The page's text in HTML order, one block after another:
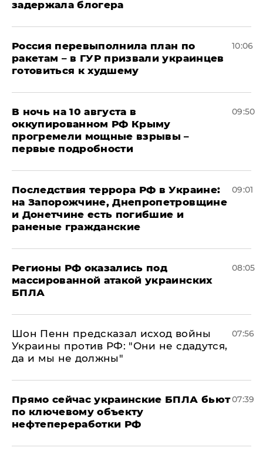
задержала блогера
Россия перевыполнила план по
ракетам – в ГУР призвали украинцев
готовиться к худшему
10:06
В ночь на 10 августа в
оккупированном РФ Крыму
прогремели мощные взрывы –
первые подробности
09:50
Последствия террора РФ в Украине:
на Запорожчине, Днепропетровщине
и Донетчине есть погибшие и
раненые гражданские
09:01
Регионы РФ оказались под
массированной атакой украинских
БПЛА
08:05
Шон Пенн предсказал исход войны
Украины против РФ: "Они не сдадутся,
да и мы не должны"
07:56
Прямо сейчас украинские БПЛА бьют
по ключевому объекту
нефтепереработки РФ
07:39